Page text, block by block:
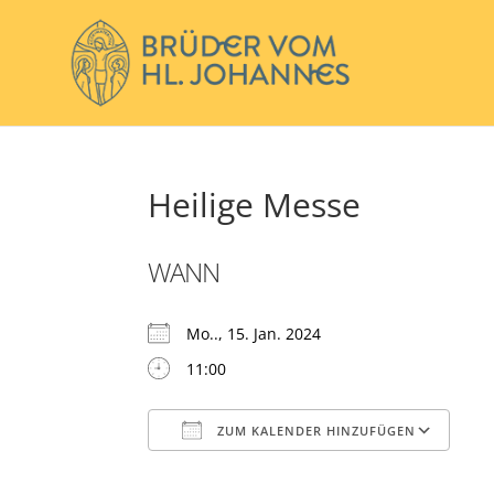
Heilige Messe
WANN
Mo.., 15. Jan. 2024
11:00
ZUM KALENDER HINZUFÜGEN